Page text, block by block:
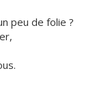
peu de folie ?